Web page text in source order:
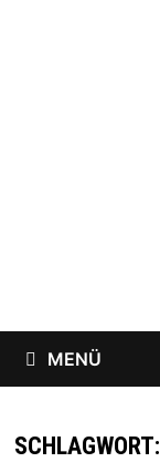
MENÜ
SCHLAGWORT: